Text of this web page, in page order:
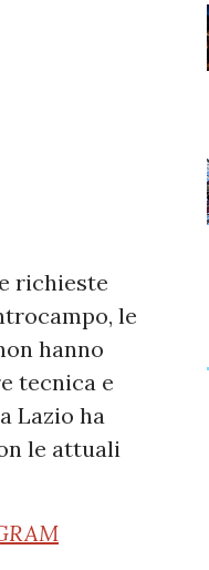
richieste
le
hanno
tecnica e
Lazio ha
le attuali